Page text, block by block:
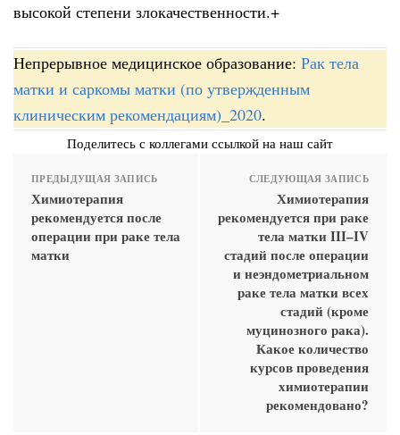
высокой степени злокачественности.+
Непрерывное медицинское образование: Рак тела
матки и саркомы матки (по утвержденным
клиническим рекомендациям)_2020.
Поделитесь с коллегами ссылкой на наш сайт
ПРЕДЫДУЩАЯ ЗАПИСЬ
Химиотерапия
рекомендуется после
операции при раке тела
матки
СЛЕДУЮЩАЯ ЗАПИСЬ
Химиотерапия
рекомендуется при раке
тела матки III–IV
стадий после операции
и неэндометриальном
раке тела матки всех
стадий (кроме
муцинозного рака).
Какое количество
курсов проведения
химиотерапии
рекомендовано?